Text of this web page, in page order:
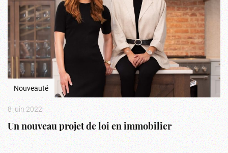
Nouveauté
8 juin 2022
Un nouveau projet de loi en immobilier